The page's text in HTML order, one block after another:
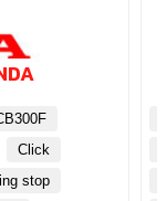
Click
stop